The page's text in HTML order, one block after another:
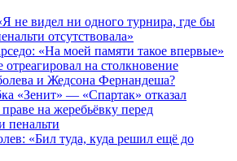
не видел ни одного турнира, где бы
отсутствовала»
«На моей памяти такое впервые»
отреагировал на столкновение
и Жедсона Фернандеша?
«Зенит» — «Спартак» отказал
на жеребьёвку перед
пенальти
«Бил туда, куда решил ещё до